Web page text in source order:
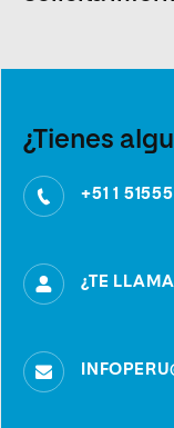
¿Tienes
+51 1
¿TE